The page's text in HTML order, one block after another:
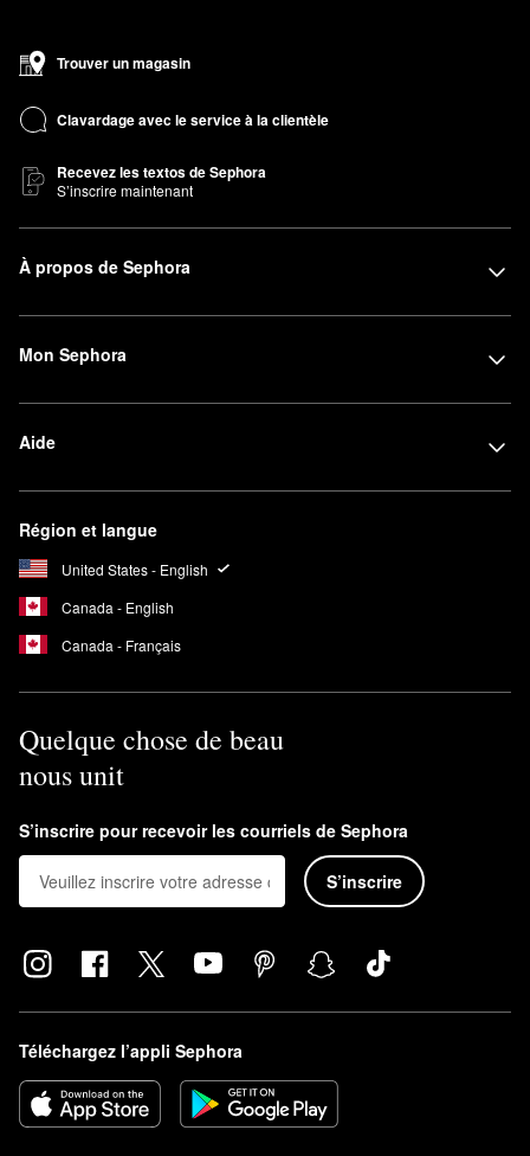
Trouver un magasin
Clavardage avec le service à la clientèle
Recevez les textos de Sephora
S’inscrire maintenant
À propos de Sephora
Mon Sephora
Aide
Région et langue
United States - English
Canada - English
Canada - Français
Quelque chose de beau
nous unit
S’inscrire pour recevoir les courriels de Sephora
S’inscrire
Téléchargez l’appli Sephora